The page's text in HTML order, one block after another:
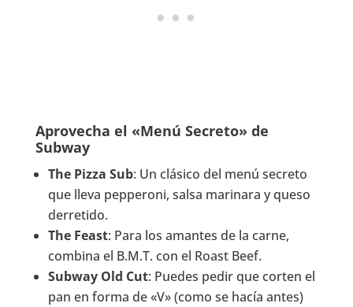
Aprovecha el «Menú Secreto» de
Subway
The Pizza Sub: Un clásico del menú secreto
que lleva pepperoni, salsa marinara y queso
derretido.
The Feast: Para los amantes de la carne,
combina el B.M.T. con el Roast Beef.
Subway Old Cut: Puedes pedir que corten el
pan en forma de «V» (como se hacía antes)